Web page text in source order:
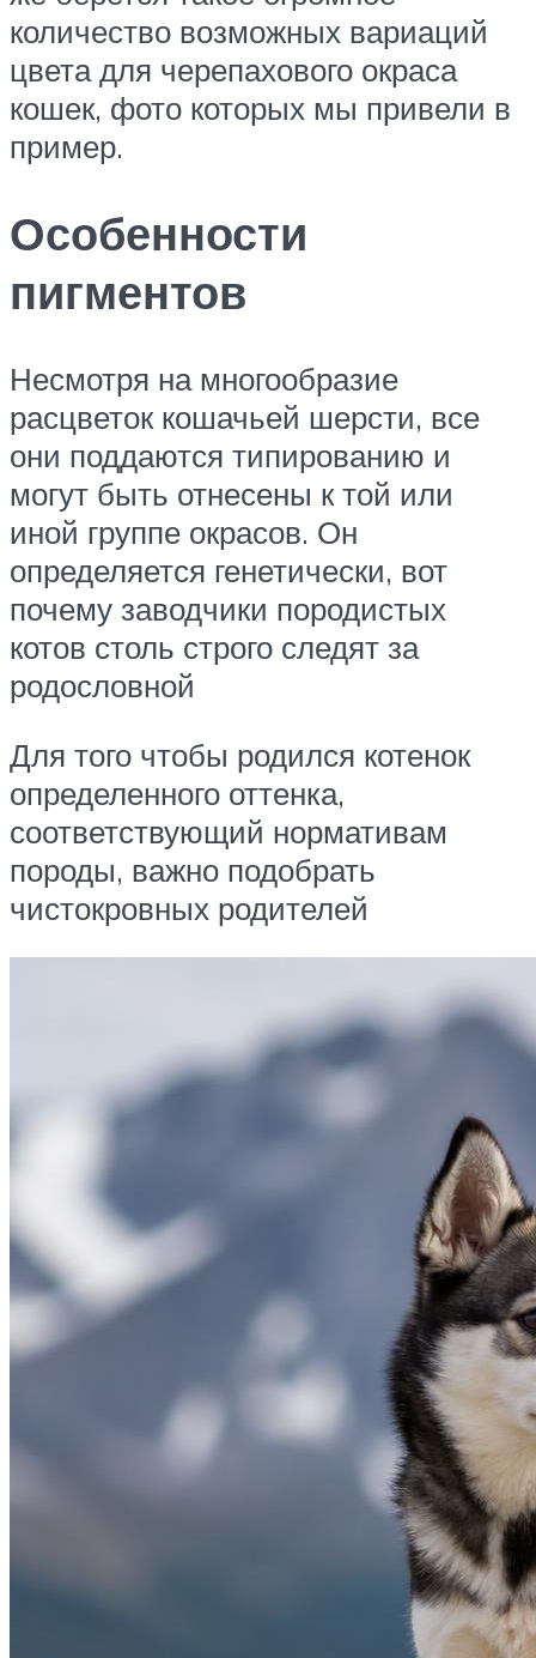
количество возможных вариаций
цвета для черепахового окраса
кошек, фото которых мы привели в
пример.
Особенности
пигментов
Несмотря на многообразие
расцветок кошачьей шерсти, все
они поддаются типированию и
могут быть отнесены к той или
иной группе окрасов. Он
определяется генетически, вот
почему заводчики породистых
котов столь строго следят за
родословной
Для того чтобы родился котенок
определенного оттенка,
соответствующий нормативам
породы, важно подобрать
чистокровных родителей